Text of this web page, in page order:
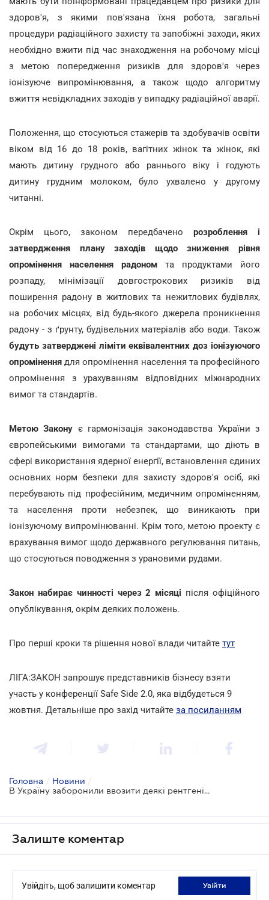
здоров'я, з якими пов'язана їхня робота, загальні
процедури радіаційного захисту та запобіжні заходи, яких
необхідно вжити під час знаходження на робочому місці
з метою попередження ризиків для здоров'я через
іонізуюче випромінювання, а також щодо алгоритму
вжиття невідкладних заходів у випадку радіаційної аварії.
Положення, що стосуються стажерів та здобувачів освіти
віком від 16 до 18 років, вагітних жінок та жінок, які
мають дитину грудного або раннього віку і годують
дитину грудним молоком, було ухвалено у другому
читанні.
Окрім цього, законом передбачено розроблення і
затвердження плану заходів щодо зниження рівня
опромінення населення радоном та продуктами його
розпаду, мінімізації довгострокових ризиків від
поширення радону в житлових та нежитлових будівлях,
на робочих місцях, від будь-якого джерела проникнення
радону - з ґрунту, будівельних матеріалів або води. Також
будуть затверджені ліміти еквівалентних доз іонізуючого
опромінення для опромінення населення та професійного
опромінення з урахуванням відповідних міжнародних
вимог та стандартів.
Метою Закону є гармонізація законодавства України з
європейськими вимогами та стандартами, що діють в
сфері використання ядерної енергії, встановлення єдиних
основних норм безпеки для захисту здоров'я осіб, які
перебувають під професійним, медичним опроміненням,
та населення проти небезпек, що виникають при
іонізуючому випромінюванні. Крім того, метою проекту є
врахування вимог щодо державного регулювання питань,
що стосуються поводження з урановими рудами.
Закон набирає чинності через 2 місяці після офіційного
опублікування, окрім деяких положень.
Про перші кроки та рішення нової влади читайте тут
ЛІГА:ЗАКОН запрошує представників бізнесу взяти
участь у конференції Safe Side 2.0, яка відбудеться 9
жовтня. Детальніше про захід читайте за посиланням
Головна / Новини /
В Україну заборонили ввозити деякі рентгенівські апарати
Залиште коментар
Увійдіть, щоб залишити коментар увійти